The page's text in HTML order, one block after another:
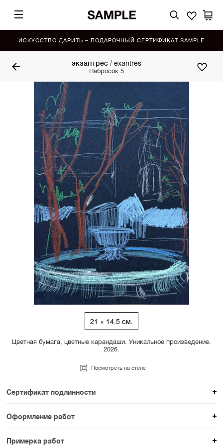
ИСКУССТВО ДАРИТЬ – ПОДАРОЧНЫЙ СЕРТИФИКАТ SAMPLE
экзантрес / exantres
Набросок 5
21 × 14.5 см.
Цветная бумага, цветные карандаши. Уникальное произведение.
2026.
Посмотреть на стене
Сертификат подлинности
К каждому авторскому произведению мы
прикладываем сертификат подлинности. Для товаров
раздела SAMPLE СЕРИЯ сертификаты не
Оформление работ
При покупке произведения вы можете выбрать и
Примерка работ